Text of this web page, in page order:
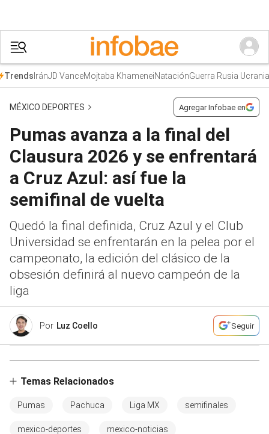
TrendsIránJD VanceMojtaba KhameneiNataciónGuerra Rusia
MÉXICO DEPORTES Agregar Infobae en
Pumas avanza a la final del
Clausura 2026 y se enfrentará
a Cruz Azul: así fue la
semifinal de vuelta
Quedó la final definida, Cruz Azul y el Club
Universidad se enfrentarán en la pelea por el
campeonato, la edición del clásico de la
obsesión definirá al nuevo campeón de la
liga
Por Luz Coello Seguir
Temas Relacionados
Pumas Pachuca Liga MX semifinales
mexico-deportes mexico-noticias